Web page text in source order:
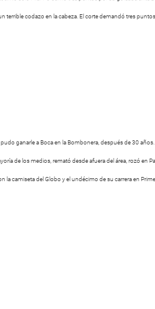
terrible codazoen la cabeza. El corte demandó tres
ganarle a Boca en la Bombonera, después de 30
de los medios, remató desde afuera del área, rozó en
la camiseta del Globo y el undécimo de su carrera en